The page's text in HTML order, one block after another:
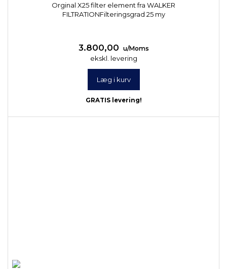
Orginal X25 filter element fra WALKER
FILTRATIONFilteringsgrad 25 my
3.800,00 u/Moms
ekskl. levering
Læg i kurv
GRATIS levering!